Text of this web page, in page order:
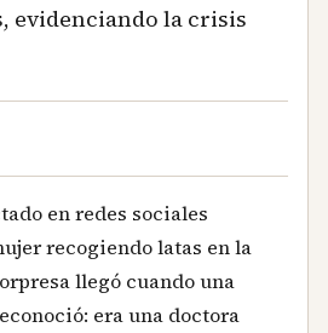
evidenciando la crisis
en redes sociales
recogiendo latas en la
llegó cuando una
era una doctora